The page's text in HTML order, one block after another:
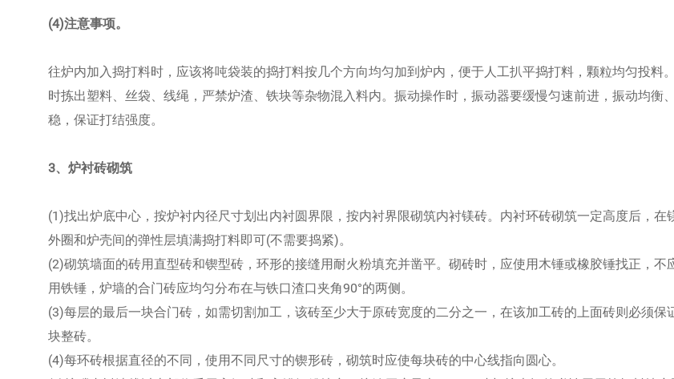
(4)注意事项。
往炉内加入捣打料时，应该将吨袋装的捣打料按几个方向均匀加到炉内，便于人工扒平捣打料，颗粒均匀投料
时拣出塑料、丝袋、线绳，严禁炉渣、铁块等杂物混入料内。振动操作时，振动器要缓慢匀速前进，振动均衡
稳，保证打结强度。
3、炉衬砖砌筑
(1)找出炉底中心，按炉衬内径尺寸划出内衬圆界限，按内衬界限砌筑内衬镁砖。内衬环砖砌筑一定高度后，在
外圈和炉壳间的弹性层填满捣打料即可(不需要捣紧)。
(2)砌筑墙面的砖用直型砖和锲型砖，环形的接缝用耐火粉填充并凿平。砌砖时，应使用木锤或橡胶锤找正，不
用铁锤，炉墙的合门砖应均匀分布在与铁口渣口夹角90°的两侧。
(3)每层的最后一块合门砖，如需切割加工，该砖至少大于原砖宽度的二分之一，在该加工砖的上面砖则必须保
块整砖。
(4)每环砖根据直径的不同，使用不同尺寸的锲形砖，砌筑时应使每块砖的中心线指向圆心。